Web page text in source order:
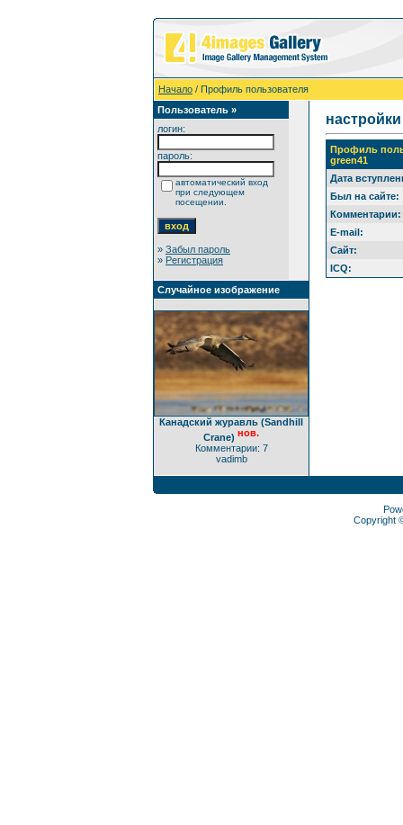
Начало / Профиль пользователя
Пользователь »
логин:
пароль:
автоматический вход
при следующем
посещении.
» Забыл пароль
» Регистрация
Случайное изображение
Канадский журавль (Sandhill
Crane) нов.
Комментарии: 7
vadimb
настройки
Профиль
green41
Дата
Был на сайте:
Комментарии:
E-mail:
Сайт:
ICQ:
Copyright